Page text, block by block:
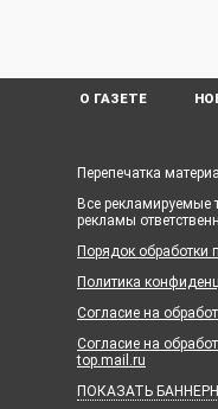
О ГАЗЕТЕ
Перепечатка
Все рекламируемые
рекламы
Порядок обработки
Политика
Согласие на
Согласие на
top.mail.ru
ПОКАЗАТЬ